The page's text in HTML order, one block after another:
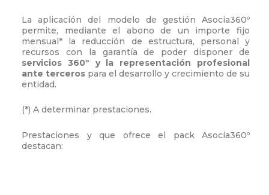
La aplicación del modelo de gestión Asocia360º
permite, mediante el abono de un importe fijo
mensual* la reducción de estructura, personal y
recursos con la garantía de poder disponer de
servicios 360º y la representación profesional
ante terceros para el desarrollo y crecimiento de su
entidad.
(*) A determinar prestaciones.
Prestaciones y que ofrece el pack Asocia360º
destacan: